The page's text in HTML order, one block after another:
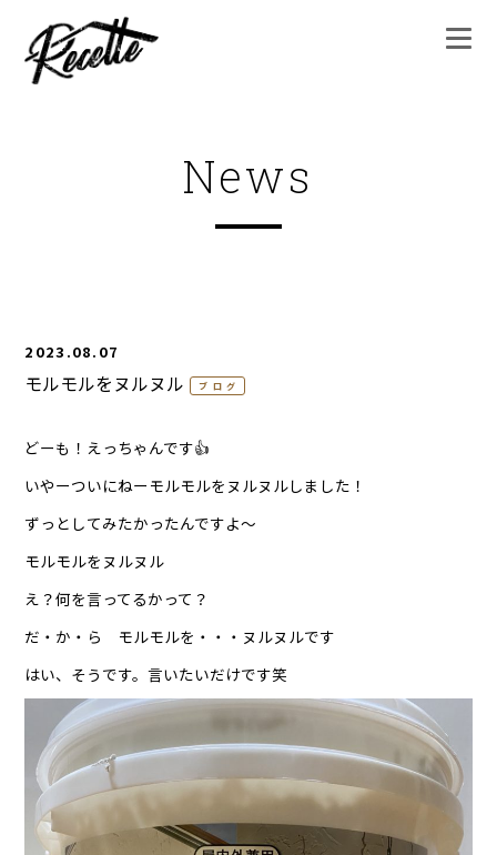
News
2023.08.07
モルモルをヌルヌル ブログ
どーも！えっちゃんです👍
いやーついにねーモルモルをヌルヌルしました！
ずっとしてみたかったんですよ〜
モルモルをヌルヌル
え？何を言ってるかって？
だ・か・ら モルモルを・・・ヌルヌルです
はい、そうです。言いたいだけです笑